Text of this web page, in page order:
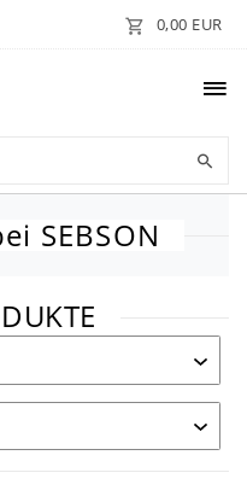
0,00 EUR
SEBSON